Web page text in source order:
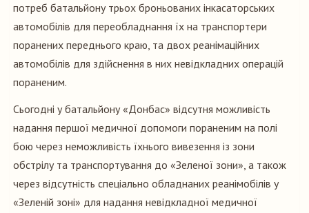
потреб батальйону трьох броньованих інкасаторських
автомобілів для переобладнання їх на транспортери
поранених переднього краю, та двох реанімаційних
автомобілів для здійснення в них невідкладних операцій
пораненим.
Сьогодні у батальйону «Донбас» відсутня можливість
надання першої медичної допомоги пораненим на полі
бою через неможливість їхнього вивезення із зони
обстрілу та транспортування до «Зеленої зони», а також
через відсутність спеціально обладнаних реанімобілів у
«Зеленій зоні» для надання невідкладної медичної